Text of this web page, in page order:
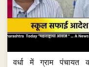
वर्धा में ग्राम पंचायत